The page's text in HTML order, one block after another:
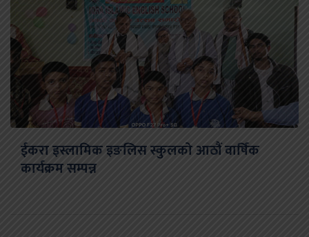
ईकरा इस्लामिक इङलिस स्कुलको आठौं वार्षिक
कार्यक्रम सम्पन्न